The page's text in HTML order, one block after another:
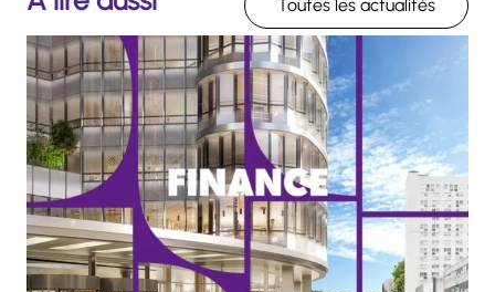
Toutes les actualités